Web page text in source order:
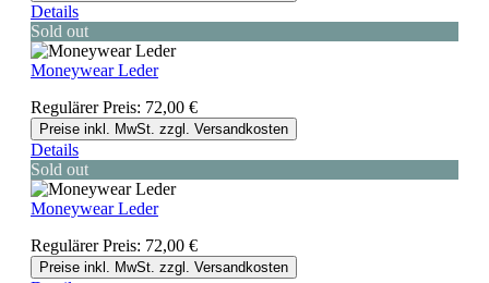
Details
Sold out
Moneywear Leder
Regulärer Preis: 72,00 €
Preise inkl. MwSt. zzgl. Versandkosten
Details
Sold out
Moneywear Leder
Regulärer Preis: 72,00 €
Preise inkl. MwSt. zzgl. Versandkosten